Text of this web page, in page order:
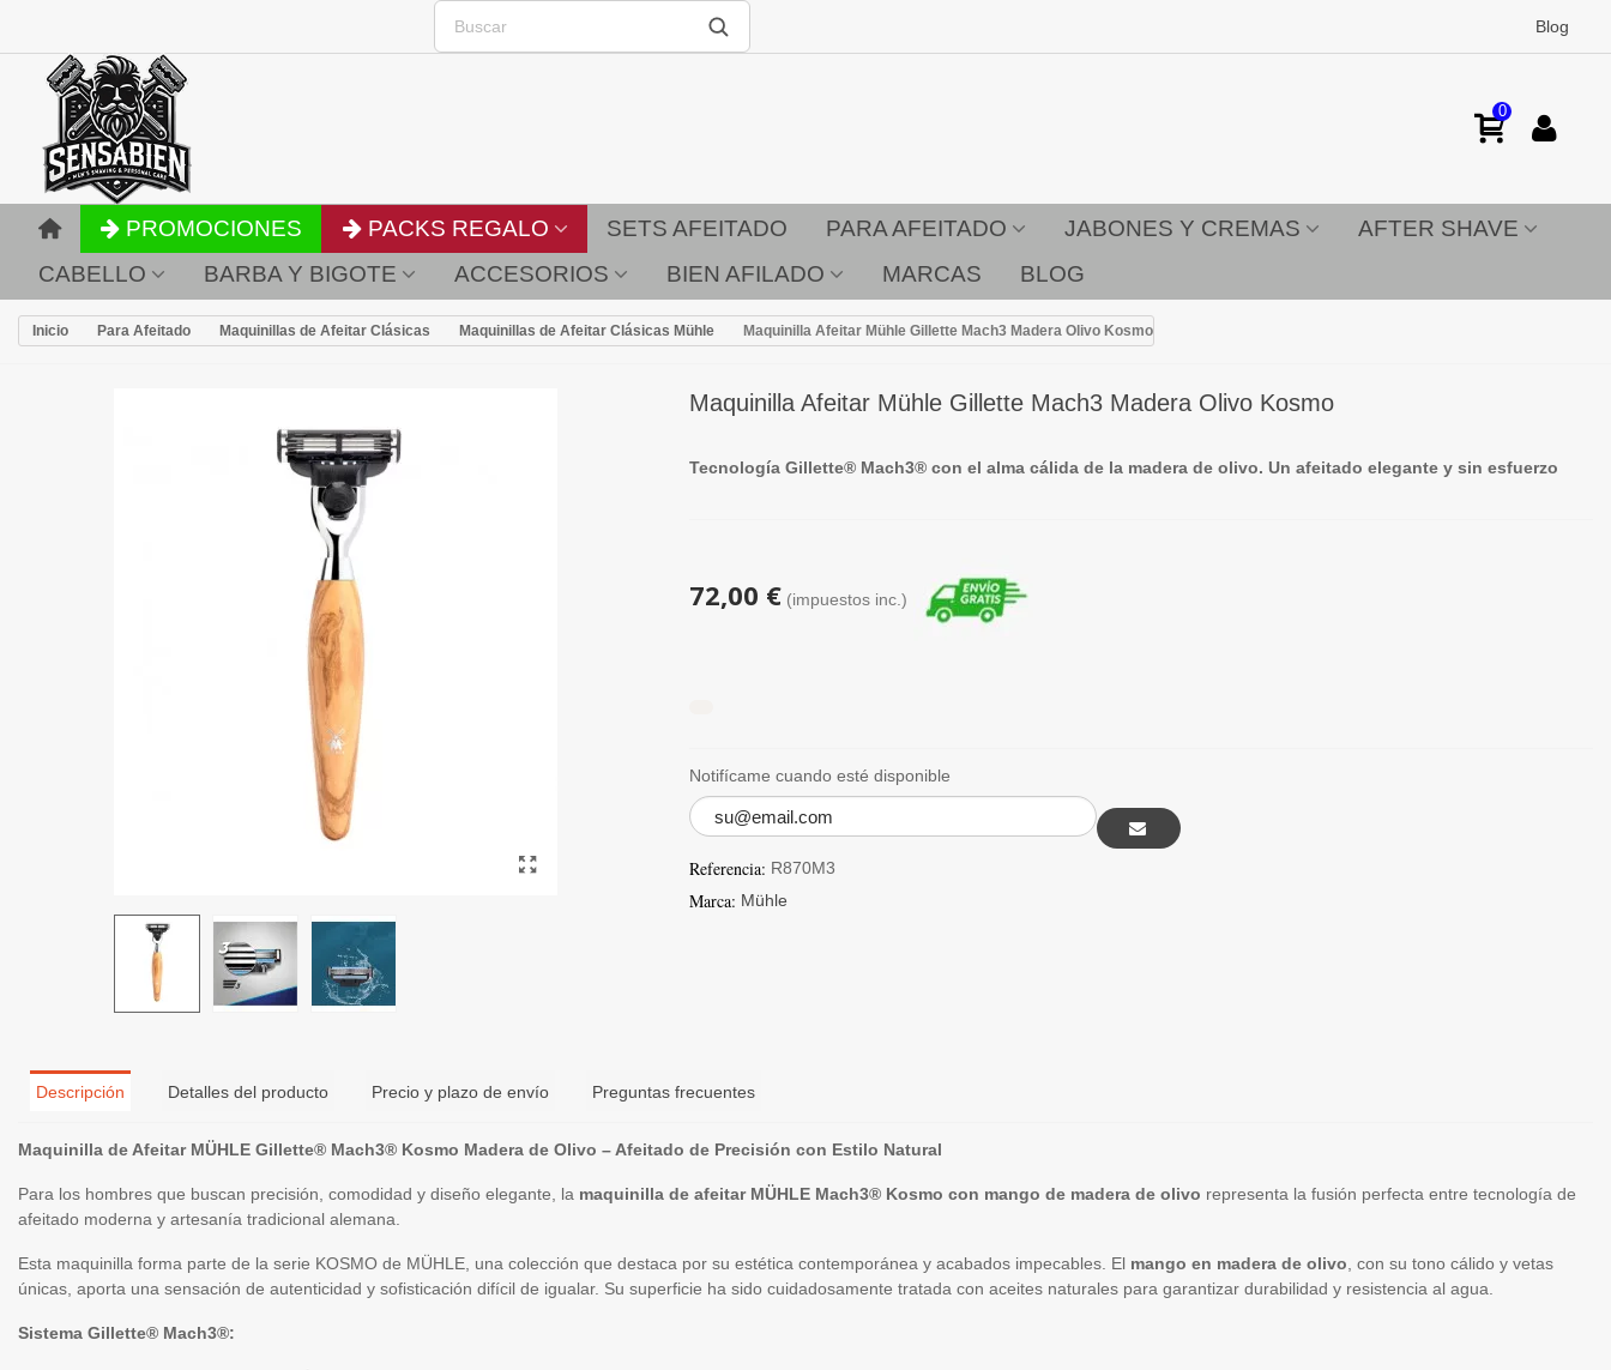
Blog
0
PROMOCIONES PACKS REGALO SETS AFEITADO PARA AFEITADO JABONES Y CREMAS
AFTER SHAVE
CABELLO
BARBA Y BIGOTE ACCESORIOS BIEN AFILADO MARCAS BLOG
Inicio Para Afeitado Maquinillas de Afeitar Clásicas Maquinillas de Afeitar Clásicas Mühle Maquinilla Afeitar Mühle Gillette Mach3 Madera Olivo Kosmo
Maquinilla Afeitar Mühle Gillette Mach3 Madera Olivo Kosmo
Tecnología Gillette® Mach3® con el alma cálida de la madera de olivo. Un afeitado elegante y sin esfuerzo
72,00 € (impuestos inc.)
Notifícame cuando esté disponible
Referencia: R870M3
Marca: Mühle
Descripción Detalles del producto Precio y plazo de envío Preguntas frecuentes
Maquinilla de Afeitar MÜHLE Gillette® Mach3® Kosmo Madera de Olivo – Afeitado de Precisión con Estilo Natural
Para los hombres que buscan precisión, comodidad y diseño elegante, la maquinilla de afeitar MÜHLE Mach3® Kosmo con mango de madera de olivo representa la fusión perfecta entre tecnología de
afeitado moderna y artesanía tradicional alemana.
Esta maquinilla forma parte de la serie KOSMO de MÜHLE, una colección que destaca por su estética contemporánea y acabados impecables. El mango en madera de olivo , con su tono cálido y vetas
únicas, aporta una sensación de autenticidad y sofisticación difícil de igualar. Su superficie ha sido cuidadosamente tratada con aceites naturales para garantizar durabilidad y resistencia al agua.
Sistema Gillette® Mach3®: